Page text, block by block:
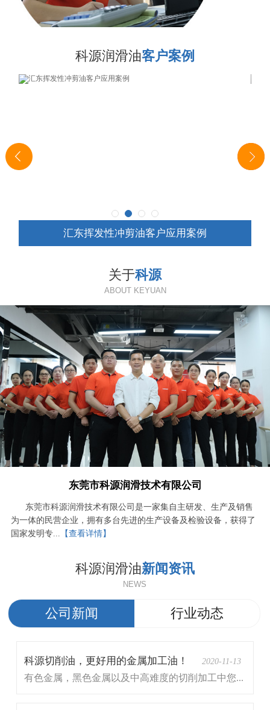
科源润滑油客户案例
汇东挥发性冲剪油客户应用案例
关于科源
ABOUT KEYUAN
东莞市科源润滑技术有限公司
东莞市科源润滑技术有限公司是一家集自主研发、生产及销售
为一体的民营企业，拥有多台先进的生产设备及检验设备，获得了
国家发明专...
【查看详情】
科源润滑油新闻资讯
NEWS
公司新闻 行业动态
2020-11-13
科源切削油，更好用的金属加工油！
有色金属，黑色金属以及中高难度的切削加工中您...